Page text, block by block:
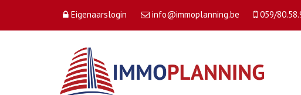
Eigenaarslogin info@immoplanning.be 059/